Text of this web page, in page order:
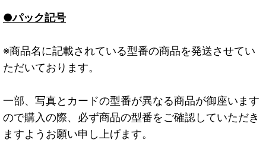
●パック記号
※商品名に記載されている型番の商品を発送させてい
ただいております。
一部、写真とカードの型番が異なる商品が御座います
ので購入の際、必ず商品の型番をご確認していただき
ますようお願い申し上げます。